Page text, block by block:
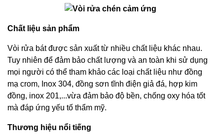
Chất liệu sản phẩm
Vòi rửa bát được sản xuất từ nhiều chất liệu khác nhau.
Tuy nhiên để đảm bảo chất lượng và an toàn khi sử dụng
mọi người có thể tham khảo các loại chất liệu như đồng
mạ crom, Inox 304, đồng sơn tĩnh điện giả đá, hợp kim
đồng, inox 201,...vừa đảm bảo độ bền, chống oxy hóa tốt
mà đáp ứng yếu tố thẩm mỹ.
Thương hiệu nổi tiếng